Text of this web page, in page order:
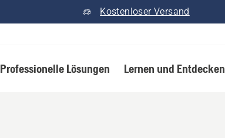
Kostenloser Versand
Professionelle Lösungen Lernen und Entdecken